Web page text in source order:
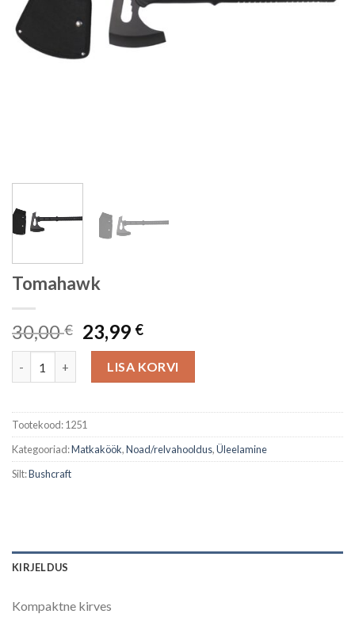
Tomahawk
30,00€ Algne
hind
30,00 €.
23,99 €Current
price
is:
23,99 €.
LISA KORVI
Tootekood:1251
Kategooriad:Matkaköök,Noad/relvahooldus,Üleelamine
Silt:Bushcraft
KIRJELDUS
Kompaktne kirves